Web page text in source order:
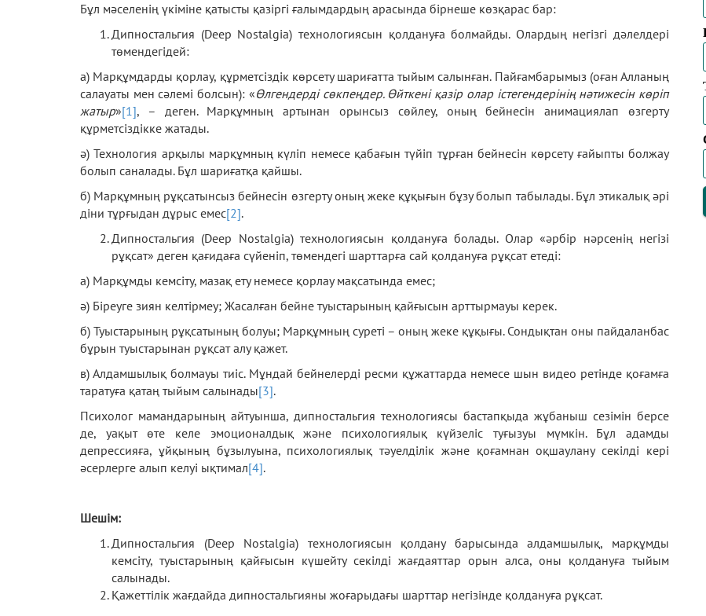
Бұл мәселенің үкіміне қатысты қазіргі ғалымдардың арасында бірнеше көзқарас бар:
Дипностальгия (Deep Nostalgia) технологиясын қолдануға болмайды. Олардың негізгі дәлелдері
төмендегідей:
а) Марқұмдарды қорлау, құрметсіздік көрсету шариғатта тыйым салынған. Пайғамбарымыз (оған Алланың
салауаты мен сәлемі болсын): «Өлгендерді сөкпеңдер. Өйткені қазір олар істегендерінің нәтижесін көріп
жатыр»[1], – деген. Марқұмның артынан орынсыз сөйлеу, оның бейнесін анимациялап өзгерту
құрметсіздікке жатады.
ә) Технология арқылы марқұмның күліп немесе қабағын түйіп тұрған бейнесін көрсету ғайыпты болжау
болып саналады. Бұл шариғатқа қайшы.
б) Марқұмның рұқсатынсыз бейнесін өзгерту оның жеке құқығын бұзу болып табылады. Бұл этикалық әрі
діни тұрғыдан дұрыс емес[2].
Дипностальгия (Deep Nostalgia) технологиясын қолдануға болады. Олар «әрбір нәрсенің негізі
рұқсат» деген қағидаға сүйеніп, төмендегі шарттарға сай қолдануға рұқсат етеді:
а) Марқұмды кемсіту, мазақ ету немесе қорлау мақсатында емес;
ә) Біреуге зиян келтірмеу; Жасалған бейне туыстарының қайғысын арттырмауы керек.
б) Туыстарының рұқсатының болуы; Марқұмның суреті – оның жеке құқығы. Сондықтан оны пайдаланбас
бұрын туыстарынан рұқсат алу қажет.
в) Алдамшылық болмауы тиіс. Мұндай бейнелерді ресми құжаттарда немесе шын видео ретінде қоғамға
таратуға қатаң тыйым салынады[3].
Психолог мамандарының айтуынша, дипностальгия технологиясы бастапқыда жұбаныш сезімін берсе
де, уақыт өте келе эмоционалдық және психологиялық күйзеліс туғызуы мүмкін. Бұл адамды
депрессияға, ұйқының бұзылуына, психологиялық тәуелділік және қоғамнан оқшаулану секілді кері
әсерлерге алып келуі ықтимал[4].
Шешім:
Дипностальгия (Deep Nostalgia) технологиясын қолдану барысында алдамшылық, марқұмды
кемсіту, туыстарының қайғысын күшейту секілді жағдаяттар орын алса, оны қолдануға тыйым
салынады.
Қажеттілік жағдайда дипностальгияны жоғарыдағы шарттар негізінде қолдануға рұқсат.